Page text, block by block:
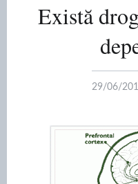
Există
29/06/